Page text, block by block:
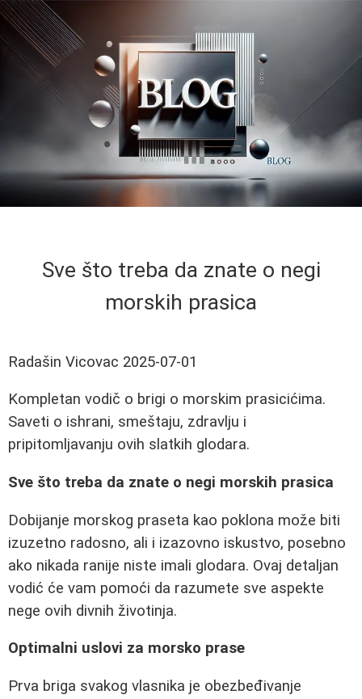
Sve što treba da znate o negi
morskih prasica
Radašin Vicovac 2025-07-01
Kompletan vodič o brigi o morskim prasicićima.
Saveti o ishrani, smeštaju, zdravlju i
pripitomljavanju ovih slatkih glodara.
Sve što treba da znate o negi morskih prasica
Dobijanje morskog praseta kao poklona može biti
izuzetno radosno, ali i izazovno iskustvo, posebno
ako nikada ranije niste imali glodara. Ovaj detaljan
vodić će vam pomoći da razumete sve aspekte
nege ovih divnih životinja.
Optimalni uslovi za morsko prase
Prva briga svakog vlasnika je obezbeđivanje